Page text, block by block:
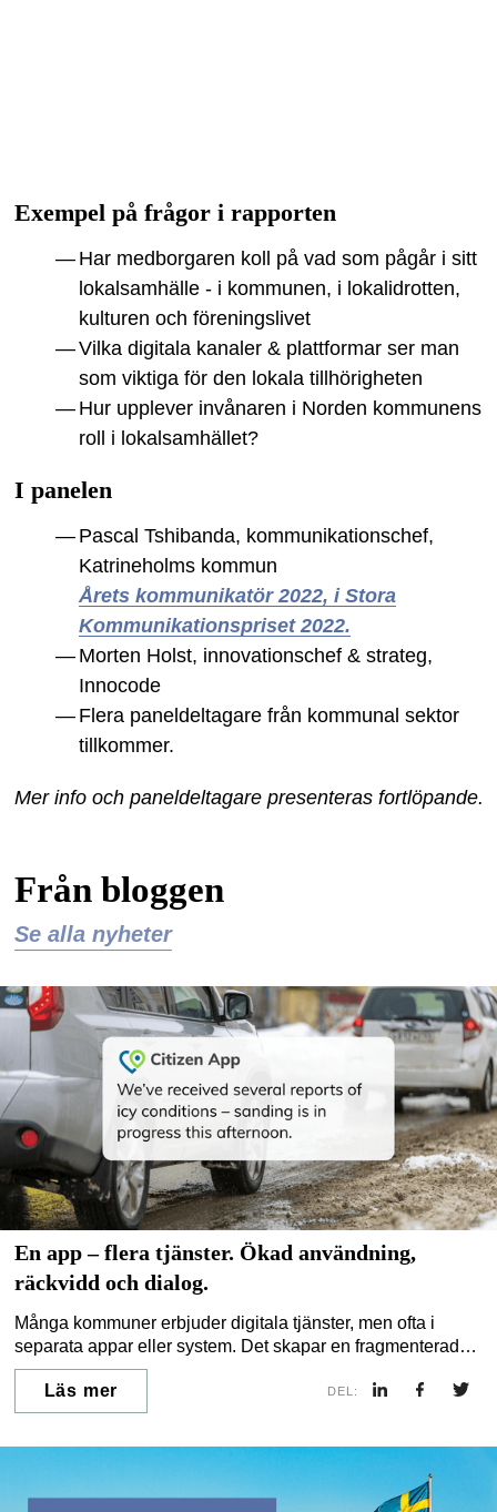
Exempel på frågor i rapporten
Har medborgaren koll på vad som pågår i sitt
lokalsamhälle - i kommunen, i lokalidrotten,
kulturen och föreningslivet
Vilka digitala kanaler & plattformar ser man
som viktiga för den lokala tillhörigheten
Hur upplever invånaren i Norden kommunens
roll i lokalsamhället?
I panelen
Pascal Tshibanda, kommunikationschef,
Katrineholms kommun
Årets kommunikatör 2022, i Stora
Kommunikationspriset 2022.
Morten Holst, innovationschef & strateg,
Innocode
Flera paneldeltagare från kommunal sektor
tillkommer.
Mer info och paneldeltagare presenteras fortlöpande.
Från bloggen
Se alla nyheter
En app – flera tjänster. Ökad användning,
räckvidd och dialog.
Många kommuner erbjuder digitala tjänster, men ofta i
separata appar eller system. Det skapar en fragmenterad
upplevelse för invånarna och begränsar både användning
och synlighet.
Läs mer DEL: